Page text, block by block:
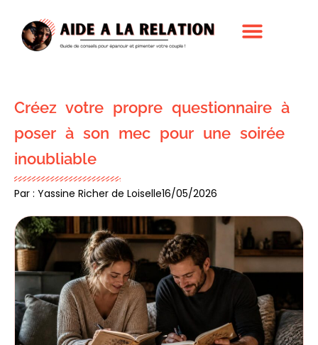
Créez votre propre questionnaire à
poser à son mec pour une soirée
inoubliable
Par : Yassine Richer de Loiselle16/05/2026